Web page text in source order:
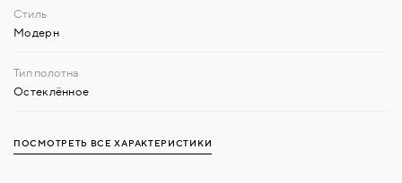
Модерн
Остеклённое
ПОСМОТРЕТЬ ВСЕ ХАРАКТЕРИСТИКИ